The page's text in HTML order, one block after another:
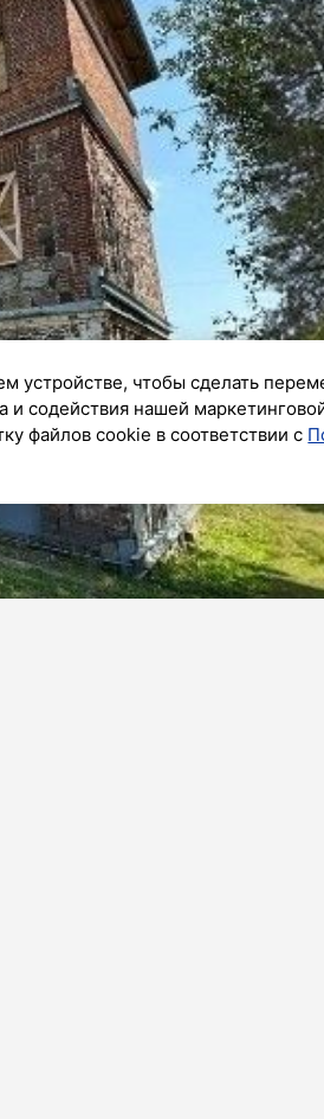
устройстве, чтобы сделать
и содействия нашей
файлов cookie в соответствии с